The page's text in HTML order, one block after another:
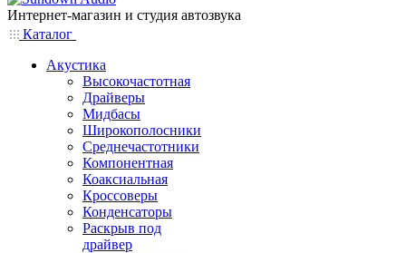
Интернет-магазин и студия автозвука
Каталог
Акустика
Высокочастотная
Драйверы
Мидбасы
Широкополосники
Среднечастотники
Компонентная
Коаксиальная
Кроссоверы
Конденсаторы
Раскрыв под
драйвер